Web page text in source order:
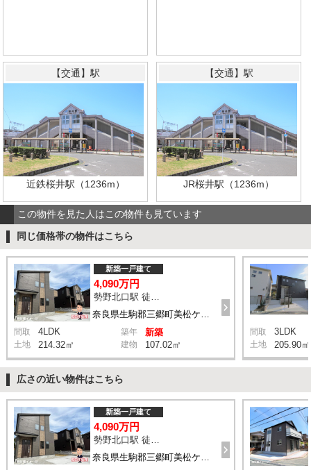
【交通】駅
近鉄桜井駅（1236m）
【交通】駅
JR桜井駅（1236m）
この物件を見た人はこの物件も見ています
同じ価格帯の物件はこちら
新築一戸建て
4,090万円
間取 4LDK 築年 新築
土地 214.32㎡ 建物 107.02㎡
間取 3LDK
土地 205.90㎡
広さの近い物件はこちら
奈良県生駒郡三郷町美松ケ丘西2丁目8-11付近
新築一戸建て
4,090万円
勢野北口駅 徒歩11分